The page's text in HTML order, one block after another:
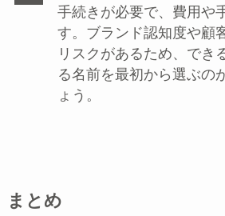
手続きが必要で、費用や
す。ブランド認知度や顧
リスクがあるため、でき
る名前を最初から選ぶの
ょう。
まとめ